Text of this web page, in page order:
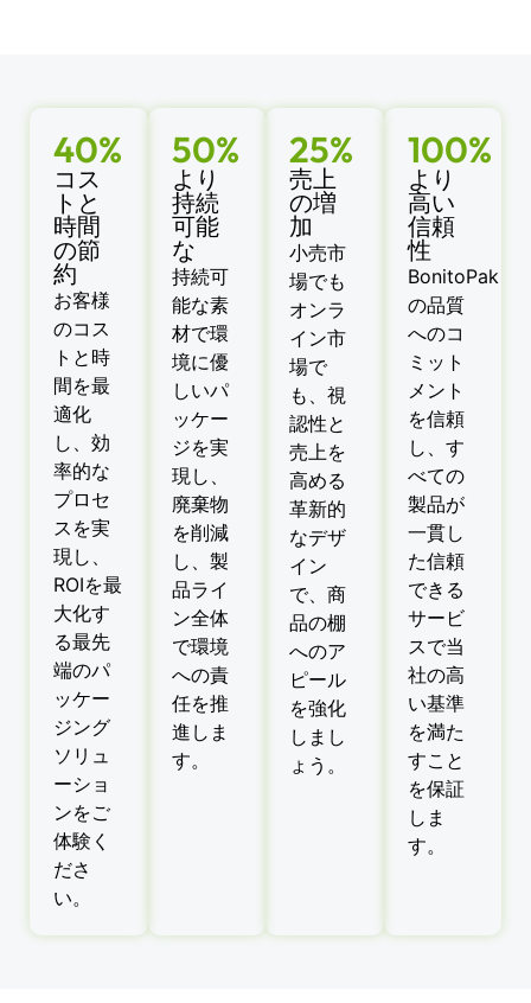
40%
コス
トと
時間
の節
約
お客様
のコス
トと時
間を最
適化
し、効
率的な
プロセ
スを実
現し、
ROIを最
大化す
る最先
端のパ
ッケー
ジング
ソリュ
ーショ
ンをご
体験く
ださ
い。
50%
より
持続
可能
な
持続可
能な素
材で環
境に優
しいパ
ッケー
ジを実
現し、
廃棄物
を削減
し、製
品ライ
ン全体
で環境
への責
任を推
進しま
す。
25%
売上
の増
加
小売市
場でも
オンラ
イン市
場で
も、視
認性と
売上を
高める
革新的
なデザ
イン
で、商
品の棚
へのア
ピール
を強化
しまし
ょう。
100%
より
高い
信頼
性
BonitoPak
の品質
へのコ
ミット
メント
を信頼
し、す
べての
製品が
一貫し
た信頼
できる
サービ
スで当
社の高
い基準
を満た
すこと
を保証
しま
す。